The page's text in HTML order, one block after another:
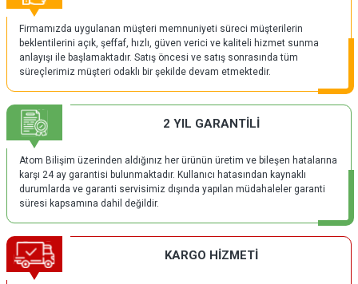
Firmamızda uygulanan müşteri memnuniyeti süreci müşterilerin
beklentilerini açık, şeffaf, hızlı, güven verici ve kaliteli hizmet sunma
anlayışı ile başlamaktadır. Satış öncesi ve satış sonrasında tüm
süreçlerimiz müşteri odaklı bir şekilde devam etmektedir.
2 YIL GARANTİLİ
Atom Bilişim üzerinden aldığınız her ürünün üretim ve bileşen hatalarına
karşı 24 ay garantisi bulunmaktadır. Kullanıcı hatasından kaynaklı
durumlarda ve garanti servisimiz dışında yapılan müdahaleler garanti
süresi kapsamına dahil değildir.
KARGO HİZMETİ